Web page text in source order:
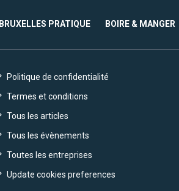
BRUXELLES PRATIQUE BOIRE & MANGER
Politique de confidentialité
Termes et conditions
Tous les articles
Tous les évènements
Toutes les entreprises
Update cookies preferences